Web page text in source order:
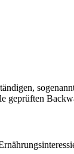
geprüften